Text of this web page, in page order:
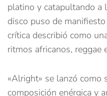
platino y catapultando a
disco puso de
crítica describió como
ritmos africanos, reggae
«Alright» se lanzó como
composición enérgica y